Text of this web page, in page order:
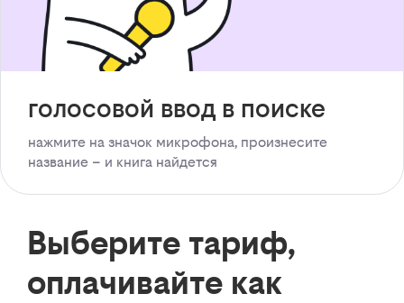
голосовой ввод в поиске
нажмите на значок микрофона, произнесите
название – и книга найдется
Выберите тариф,
оплачивайте как